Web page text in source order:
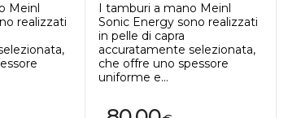
Meinl
realizzati
I tamburi a mano Meinl
Sonic Energy sono realizzati
in pelle di capra
accuratamente selezionata,
che offre uno spessore
uniforme e...